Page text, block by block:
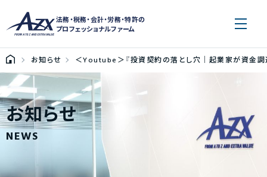
法務・税務・会計・労務・特許の
プロフェッショナルファーム
お知らせ ＜Youtube＞『投資契約の落とし穴｜起業家が資金調
お知らせ
NEWS